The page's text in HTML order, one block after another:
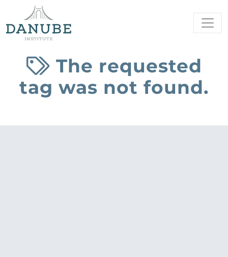
The requested
tag was not found.